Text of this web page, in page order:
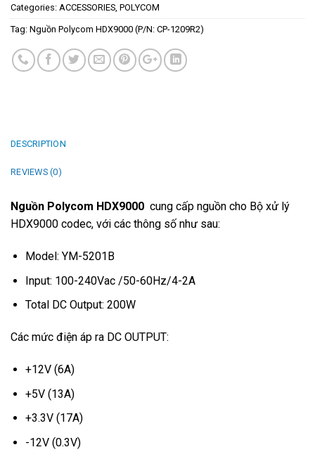
Categories: ACCESSORIES POLYCOM
Tag: Nguồn Polycom HDX9000 (P/N: CP-1209R2)
DESCRIPTION
REVIEWS (0)
Nguồn Polycom HDX9000 cung cấp nguồn cho Bộ xử lý
HDX9000 codec, với các thông số như sau:
Model: YM-5201B
Input: 100-240Vac /50-60Hz/4-2A
Total DC Output: 200W
Các mức điện áp ra DC OUTPUT:
+12V (6A)
+5V (13A)
+3.3V (17A)
-12V (0.3V)